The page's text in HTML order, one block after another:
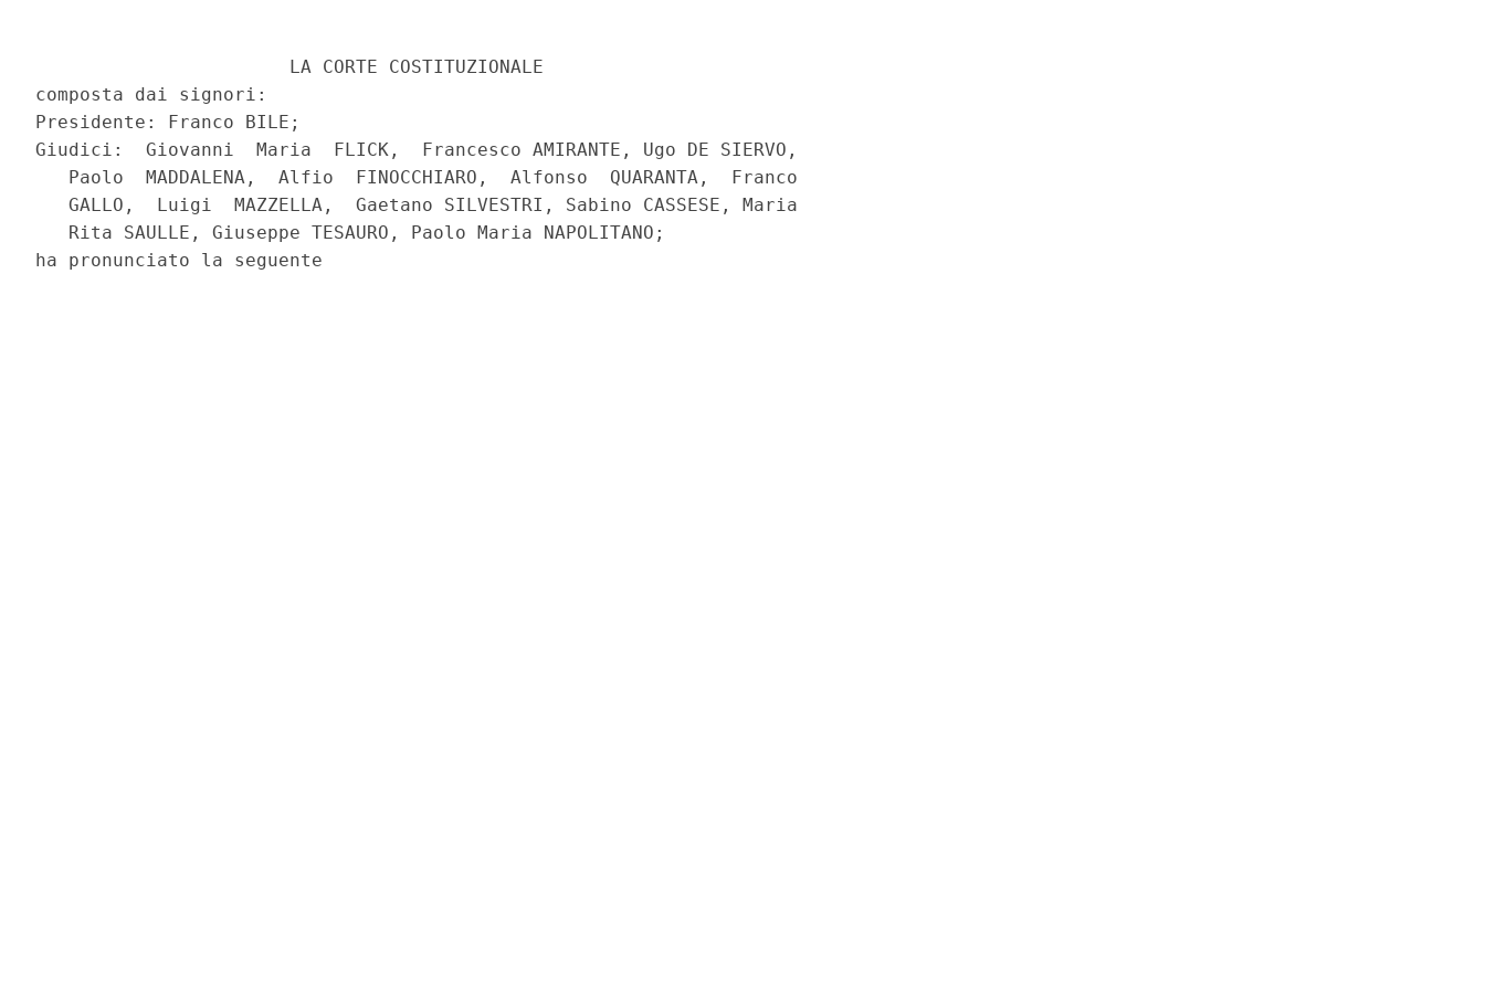
                       LA CORTE COSTITUZIONALE
composta dai signori:
Presidente: Franco BILE;
Giudici:  Giovanni  Maria  FLICK,  Francesco AMIRANTE, Ugo DE SIERVO,
   Paolo  MADDALENA,  Alfio  FINOCCHIARO,  Alfonso  QUARANTA,  Franco
   GALLO,  Luigi  MAZZELLA,  Gaetano SILVESTRI, Sabino CASSESE, Maria
   Rita SAULLE, Giuseppe TESAURO, Paolo Maria NAPOLITANO;